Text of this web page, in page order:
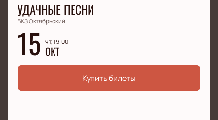
УДАЧНЫЕ ПЕСНИ
БКЗ Октябрьский
15 чт, 19:00
ОКТ
Купить билеты